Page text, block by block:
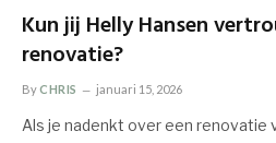
Kun jij Helly Hansen
renovatie?
ByCHRIS januari 15, 2026
Als je nadenkt over een renovatie